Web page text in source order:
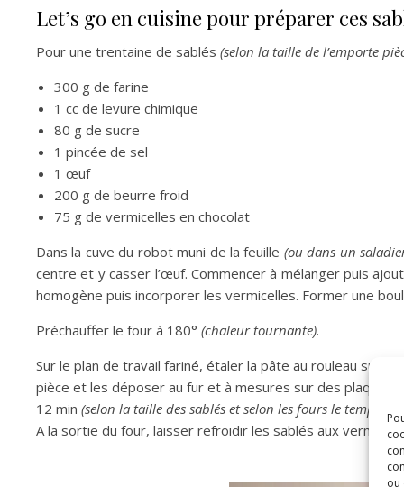
ou
Let’s go en cuisine pour préparer ces
Pour une trentaine de sablés (selon la taille de l’emporte
300 g de farine
1 cc de levure chimique
80 g de sucre
1 pincée de sel
1 œuf
200 g de beurre froid
75 g de vermicelles en chocolat
Dans la cuve du robot muni de la feuille (ou dans un
centre et y casser l’œuf. Commencer à mélanger puis
homogène puis incorporer les vermicelles. Former une
Préchauffer le four à 180° (chaleur tournante).
Sur le plan de travail fariné, étaler la pâte au rouleau sur
pièce et les déposer au fur et à mesures sur des plaques
12 min (selon la taille des sablés et selon les fours le temps
A la sortie du four, laisser refroidir les sablés aux